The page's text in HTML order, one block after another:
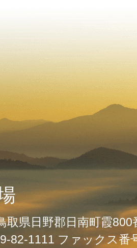
県日野郡日南町霞800
82-1111 ファックス番